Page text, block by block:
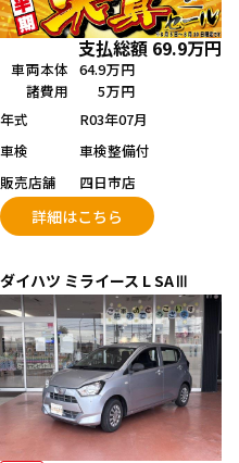
支払総額 69.9万円
車両本体 64.9万円
諸費用
5万円
年式
R03年07月
車検
車検整備付
販売店舗
四日市店
詳細はこちら
ダイハツ ミライース L SAⅢ